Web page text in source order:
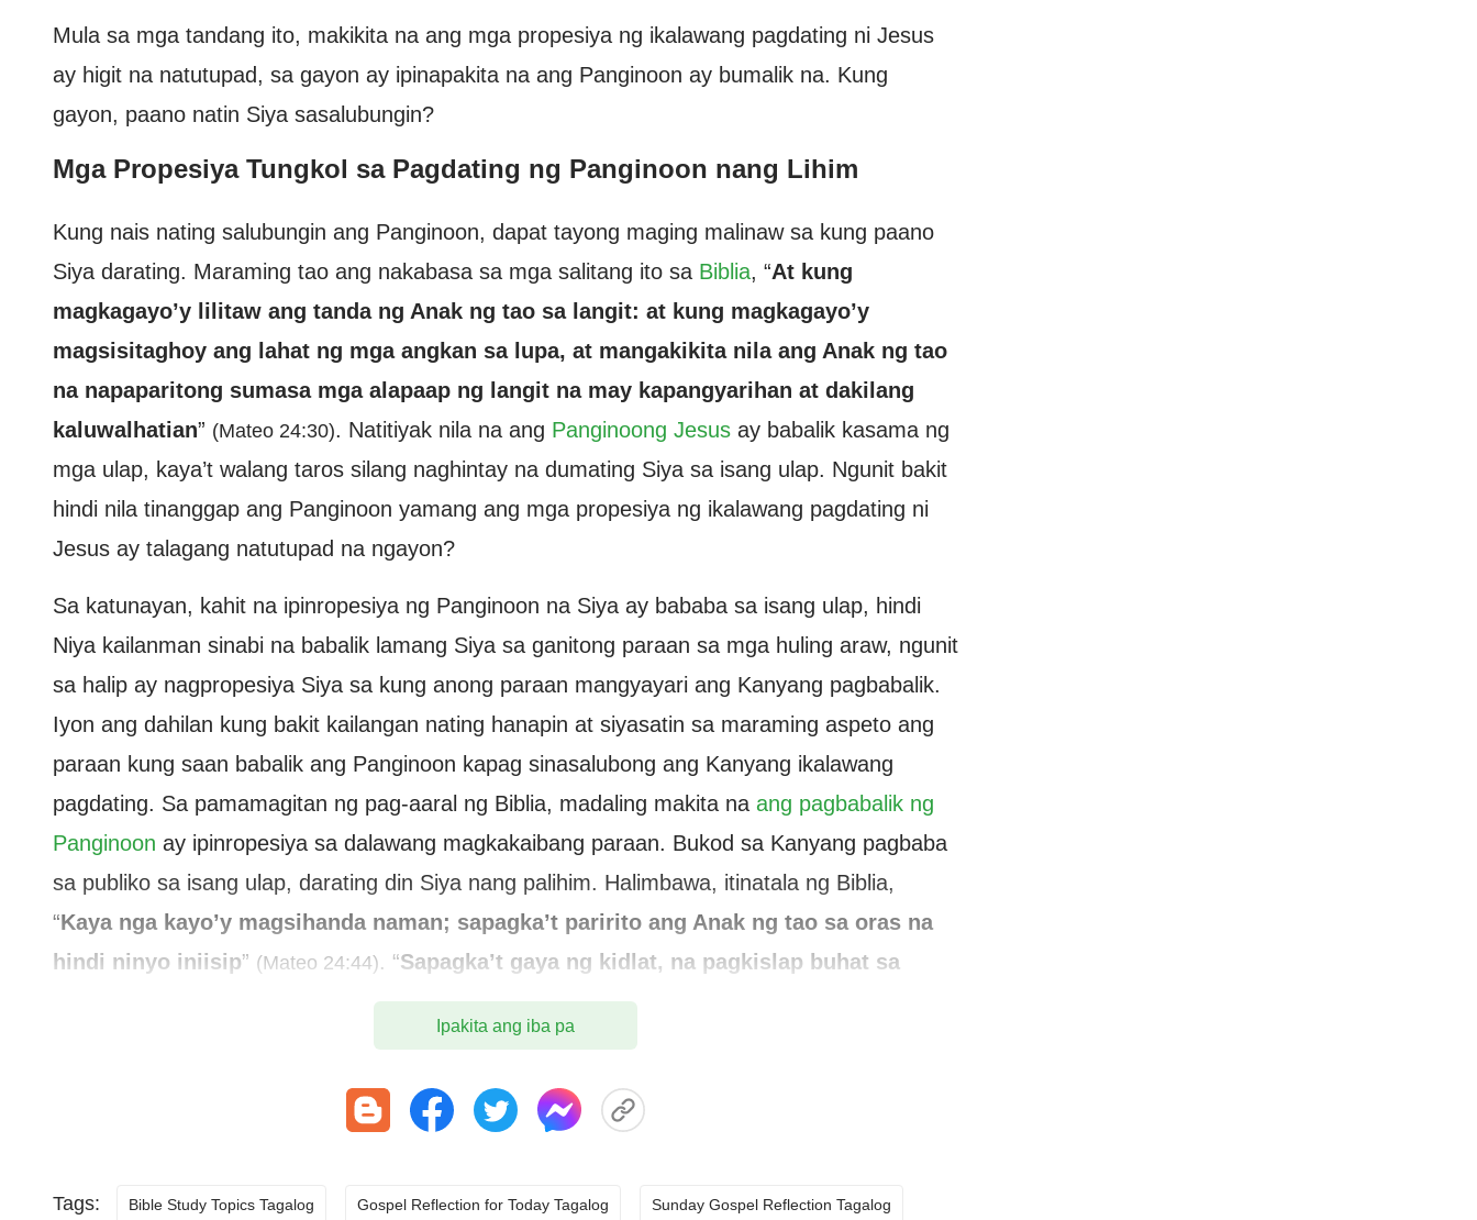
Mula sa mga tandang ito, makikita na ang mga propesiya ng ikalawang pagdating ni Jesus
ay higit na natutupad, sa gayon ay ipinapakita na ang Panginoon ay bumalik na. Kung
gayon, paano natin Siya sasalubungin?
Mga Propesiya Tungkol sa Pagdating ng Panginoon nang Lihim
Kung nais nating salubungin ang Panginoon, dapat tayong maging malinaw sa kung paano
Siya darating. Maraming tao ang nakabasa sa mga salitang ito sa Biblia, “At kung
magkagayo’y lilitaw ang tanda ng Anak ng tao sa langit: at kung magkagayo’y
magsisitaghoy ang lahat ng mga angkan sa lupa, at mangakikita nila ang Anak ng tao
na napaparitong sumasa mga alapaap ng langit na may kapangyarihan at dakilang
kaluwalhatian” (Mateo 24:30). Natitiyak nila na ang Panginoong Jesus ay babalik kasama ng
mga ulap, kaya’t walang taros silang naghintay na dumating Siya sa isang ulap. Ngunit bakit
hindi nila tinanggap ang Panginoon yamang ang mga propesiya ng ikalawang pagdating ni
Jesus ay talagang natutupad na ngayon?
Sa katunayan, kahit na ipinropesiya ng Panginoon na Siya ay bababa sa isang ulap, hindi
Niya kailanman sinabi na babalik lamang Siya sa ganitong paraan sa mga huling araw, ngunit
sa halip ay nagpropesiya Siya sa kung anong paraan mangyayari ang Kanyang pagbabalik.
Iyon ang dahilan kung bakit kailangan nating hanapin at siyasatin sa maraming aspeto ang
paraan kung saan babalik ang Panginoon kapag sinasalubong ang Kanyang ikalawang
pagdating. Sa pamamagitan ng pag-aaral ng Biblia, madaling makita na ang pagbabalik ng
Panginoon ay ipinropesiya sa dalawang magkakaibang paraan. Bukod sa Kanyang pagbaba
sa publiko sa isang ulap, darating din Siya nang palihim. Halimbawa, itinatala ng Biblia,
“Kaya nga kayo’y magsihanda naman; sapagka’t paririto ang Anak ng tao sa oras na
hindi ninyo iniisip” (Mateo 24:44). “Sapagka’t gaya ng kidlat, na pagkislap buhat sa
isang panig ng silong ng langit, ay nagliliwanag hanggang sa kabilang panig ng
silong ng langit; gayon din naman ang Anak ng tao sa Kaniyang kaarawan.
Narito, Ako’y pumaparitong gaya ng magnanakaw
Magsilabas kayo upang salubungin siya”(Mateo 25:6). Ang mga pagtukoy ng Kasulatan sa
Ipakita ang iba pa
Tags: Bible Study Topics Tagalog Gospel Reflection for Today Tagalog Sunday Gospel Reflection Tagalog